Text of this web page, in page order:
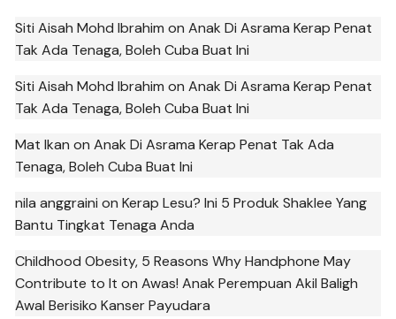
Siti Aisah Mohd Ibrahim onAnak Di Asrama Kerap Penat
Tak Ada Tenaga, Boleh Cuba Buat Ini
Siti Aisah Mohd Ibrahim onAnak Di Asrama Kerap Penat
Tak Ada Tenaga, Boleh Cuba Buat Ini
Mat Ikan onAnak Di Asrama Kerap Penat Tak Ada
Tenaga, Boleh Cuba Buat Ini
nila anggraini onKerap Lesu? Ini 5 Produk Shaklee Yang
Bantu Tingkat Tenaga Anda
Childhood Obesity, 5 Reasons Why Handphone May
Contribute to It onAwas! Anak Perempuan Akil Baligh
Awal Berisiko Kanser Payudara